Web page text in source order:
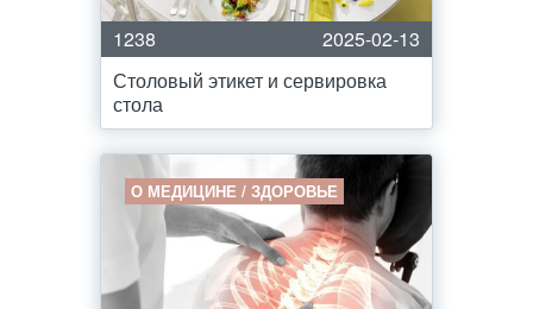
1238
2025-02-13
Столовый этикет и сервировка
стола
О МЕДИЦИНЕ / ЗДОРОВЬЕ